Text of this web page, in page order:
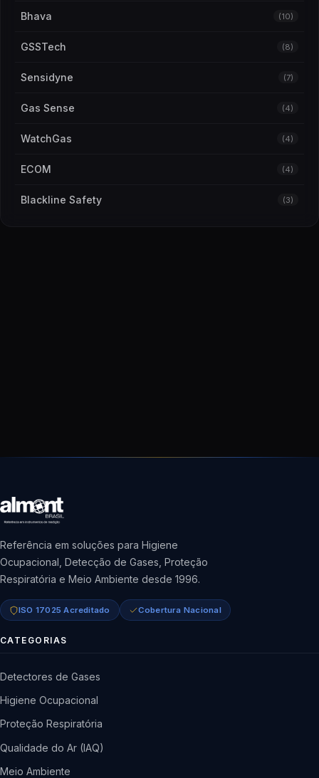
Bhava (10)
GSSTech (8)
Sensidyne (7)
Gas Sense (4)
WatchGas (4)
ECOM (4)
Blackline Safety (3)
Referência em soluções para Higiene
Ocupacional, Detecção de Gases, Proteção
Respiratória e Meio Ambiente desde 1996.
ISO 17025 Acreditado Cobertura Nacional
CATEGORIAS
Detectores de Gases
Higiene Ocupacional
Proteção Respiratória
Qualidade do Ar (IAQ)
Meio Ambiente